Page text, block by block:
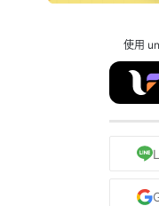
使用